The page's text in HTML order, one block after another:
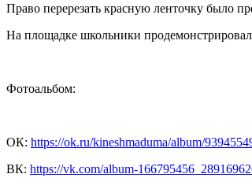
Право перерезать красную ленточку было
На площадке школьники
Фотоальбом:
ОК: https://ok.ru/kineshmaduma/album/
ВК: https://vk.com/album-